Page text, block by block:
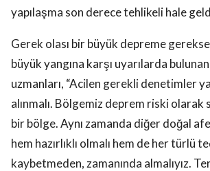
yapılaşma son derece tehlikeli hale
Gerek olası bir büyük depreme
büyük yangına karşı uyarılarda
uzmanları, “Acilen gerekli denetimler
alınmalı. Bölgemiz deprem riski
bir bölge. Aynı zamanda diğer doğal
hem hazırlıklı olmalı hem de her türlü
kaybetmeden, zamanında almalıyız.